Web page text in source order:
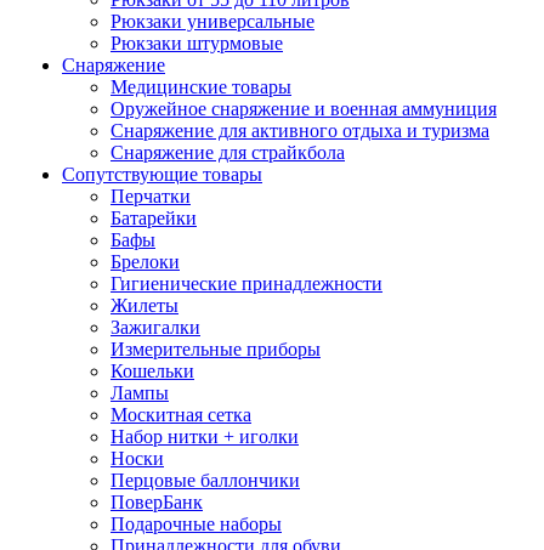
Рюкзаки универсальные
Рюкзаки штурмовые
Снаряжение
Медицинские товары
Оружейное снаряжение и военная аммуниция
Снаряжение для активного отдыха и туризма
Снаряжение для страйкбола
Сопутствующие товары
Перчатки
Батарейки
Бафы
Брелоки
Гигиенические принадлежности
Жилеты
Зажигалки
Измерительные приборы
Кошельки
Лампы
Москитная сетка
Набор нитки + иголки
Носки
Перцовые баллончики
ПоверБанк
Подарочные наборы
Принадлежности для обуви